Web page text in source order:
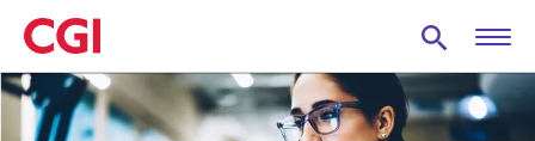
Skip
to
main
content